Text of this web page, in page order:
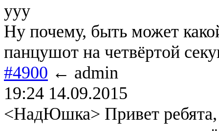
yyy
Ну почему, быть может
панцушот на четвёртой
#4900 ← admin
19:24 14.09.2015
<НадЮшка> Привет